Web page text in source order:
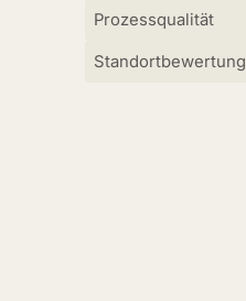
Prozessqualität
Standortbewertung